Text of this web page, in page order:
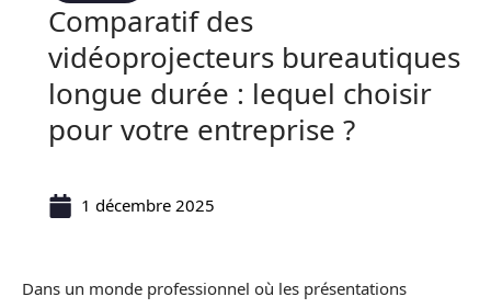
Comparatif des
vidéoprojecteurs bureautiques
longue durée : lequel choisir
pour votre entreprise ?
1 décembre 2025
Dans un monde professionnel où les présentations